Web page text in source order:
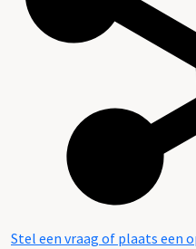
Stel een vraag of plaats een